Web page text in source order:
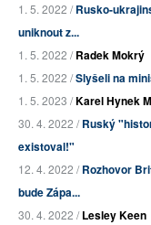
1. 5. 2022 /Rusko-
uniknout z...
1. 5. 2022 /Radek Mokrý
1. 5. 2022 /Slyšeli na
1. 5. 2023 /Karel Hynek
30. 4. 2022 /Ruský
existoval!"
12. 4. 2022 /Rozhovor
bude Zápa...
30. 4. 2022 /Lesley Keen